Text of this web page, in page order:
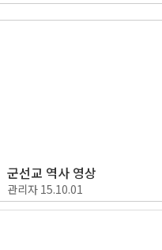
군선교 역사 영상
관리자 15.10.01